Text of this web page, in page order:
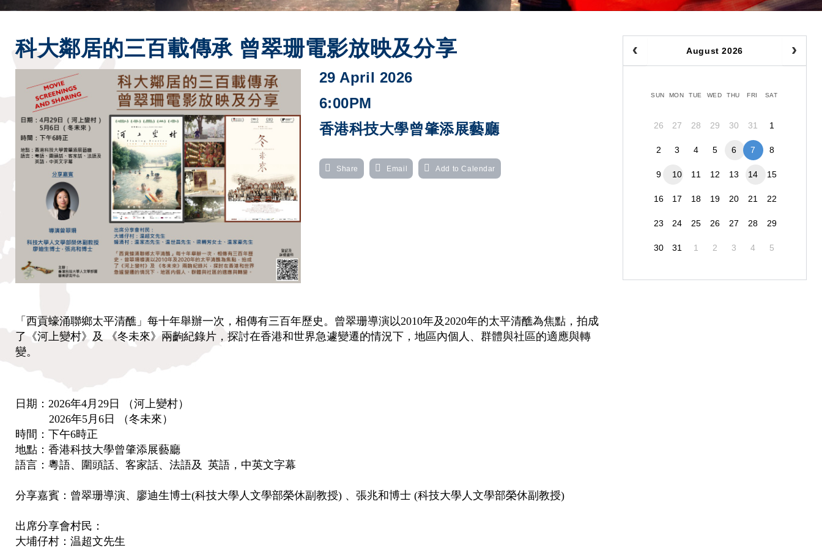
科大鄰居的三百載傳承 曾翠珊電影放映及分享
29 April 2026
6:00PM
香港科技大學曾肇添展藝廳
Share Email Add to Calendar
「西貢蠔涌聯鄉太平清醮」每十年舉辦一次，相傳有三百年歷史。曾翠珊導演以2010年及2020年的太平清醮為焦點，拍成
了《河上變村》及 《冬未來》兩齣紀錄片，探討在香港和世界急遽變遷的情況下，地區內個人、群體與社區的適應與轉
變。
日期：2026年4月29日 （河上變村）
2026年5月6日 （冬未來）
時間：下午6時正
地點：香港科技大學曾肇添展藝廳
語言：粵語、圍頭話、客家話、法語及 英語，中英文字幕
分享嘉賓：曾翠珊導演、廖迪生博士(科技大學人文學部榮休副教授) 、張兆和博士 (科技大學人文學部榮休副教授)
出席分享會村民：
大埔仔村：温超文先生
August 2026
SUN MON TUE WED THU FRI SAT
26 27 28 29 30 31 1
2 3 4 5 6 7 8
9 10 11 12 13 14 15
16 17 18 19 20 21 22
23 24 25 26 27 28 29
30 31 1 2 3 4 5